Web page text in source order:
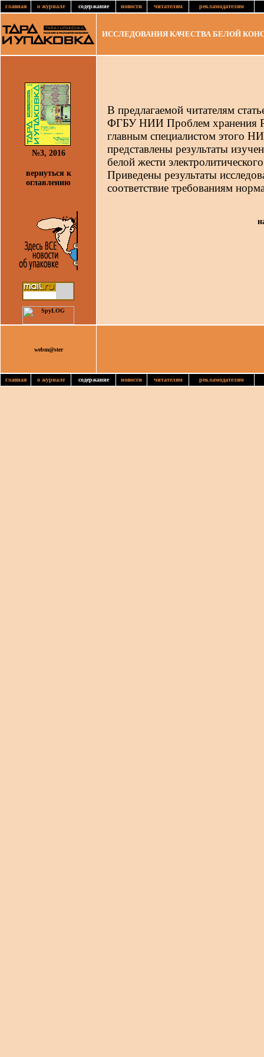
главная о журнале содержание новости читателям рекламодателям
ИССЛЕДОВАНИЯ КАЧЕСТВА БЕЛОЙ
№3, 2016
вернуться к
оглавлению
В предлагаемой читателям
ФГБУ НИИ Проблем хранения
главным специалистом
представлены результаты
белой жести
Приведены результаты
соответствие требованиям
webm@ster
главная о журнале содержание новости читателям рекламодателям